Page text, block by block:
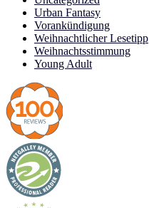
Urban Fantasy
Vorankündigung
Weihnachtlicher Lesetipp
Weihnachtsstimmung
Young Adult